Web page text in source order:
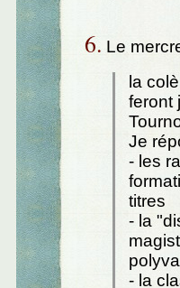
6. Le
la
feront
Je
- les
titres
- la
- la